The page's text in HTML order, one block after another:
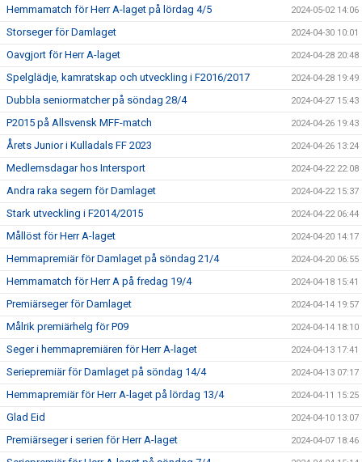
Hemmamatch för Herr A-laget på lördag 4/5 2024-05-02 14:06
Storseger för Damlaget 2024-04-30 10:01
Oavgjort för Herr A-laget 2024-04-28 20:48
Spelglädje, kamratskap och utveckling i F2016/2017 2024-04-28 19:49
Dubbla seniormatcher på söndag 28/4 2024-04-27 15:43
P2015 på Allsvensk MFF-match 2024-04-26 19:43
Årets Junior i Kulladals FF 2023 2024-04-26 13:24
Medlemsdagar hos Intersport 2024-04-22 22:08
Andra raka segern för Damlaget 2024-04-22 15:37
Stark utveckling i F2014/2015 2024-04-22 06:44
Mållöst för Herr A-laget 2024-04-20 14:17
Hemmapremiär för Damlaget på söndag 21/4 2024-04-20 06:55
Hemmamatch för Herr A på fredag 19/4 2024-04-18 15:41
Premiärseger för Damlaget 2024-04-14 19:57
Målrik premiärhelg för P09 2024-04-14 18:10
Seger i hemmapremiären för Herr A-laget 2024-04-13 17:41
Seriepremiär för Damlaget på söndag 14/4 2024-04-13 07:17
Hemmapremiär för Herr A-laget på lördag 13/4 2024-04-11 15:25
Glad Eid 2024-04-10 13:07
Premiärseger i serien för Herr A-laget 2024-04-07 18:46